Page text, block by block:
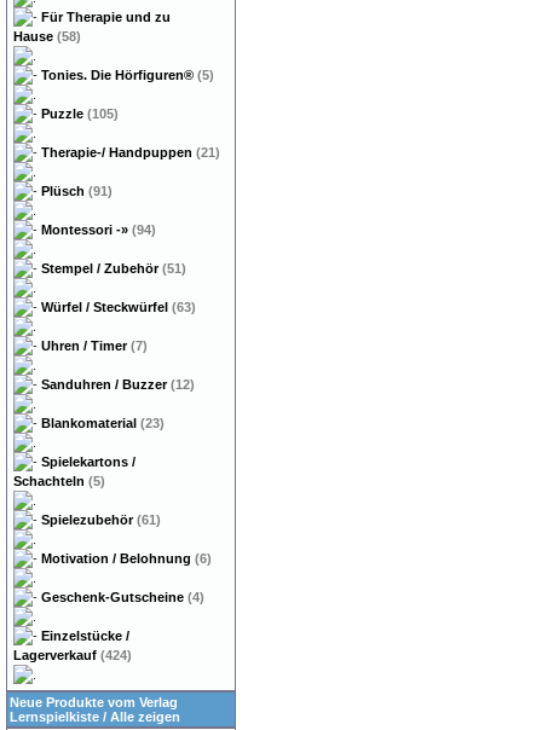
Für Therapie und zu
Hause (58)
Tonies. Die Hörfiguren® (5)
Puzzle (105)
Therapie-/ Handpuppen (21)
Plüsch (91)
Montessori -» (94)
Stempel / Zubehör(51)
Würfel / Steckwürfel (63)
Uhren / Timer(7)
Sanduhren / Buzzer(12)
Blankomaterial (23)
Spielekartons /
Schachteln (5)
Spielezubehör(61)
Motivation / Belohnung (6)
Geschenk-Gutscheine (4)
Einzelstücke /
Lagerverkauf (424)
Neue Produkte vom Verlag
Lernspielkiste / Alle zeigen